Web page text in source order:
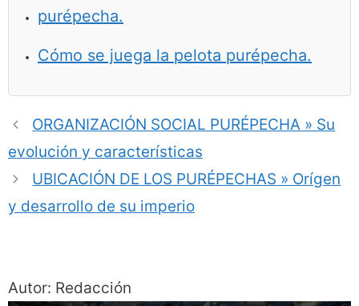
purépecha.
Cómo se juega la pelota purépecha.
ORGANIZACIÓN SOCIAL PURÉPECHA » Su
evolución y características
UBICACIÓN DE LOS PURÉPECHAS » Orígen
y desarrollo de su imperio
Autor: Redacción